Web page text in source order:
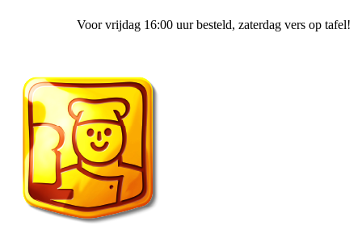
Voor vrijdag 16:00 uur besteld, zaterdag vers op tafel!